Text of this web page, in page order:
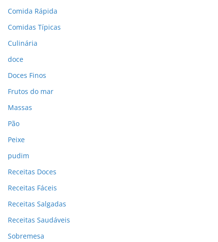
Comida Rápida
Comidas Típicas
Culinária
doce
Doces Finos
Frutos do mar
Massas
Pão
Peixe
pudim
Receitas Doces
Receitas Fáceis
Receitas Salgadas
Receitas Saudáveis
Sobremesa